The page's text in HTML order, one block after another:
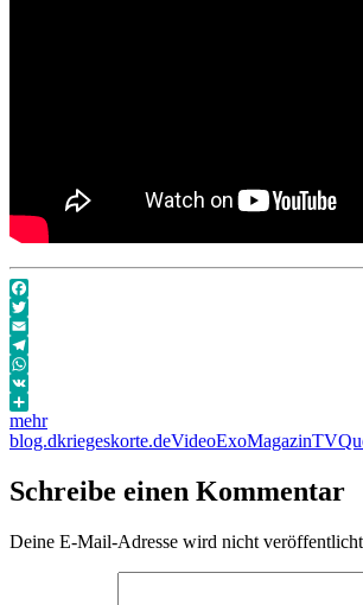
Facebook
Twitter
Email
Telegram
WhatsApp
VK
mehr
Autor
blog.dkriegeskorte.deVeröffentlicht
Format
VideoKategorien
ExoMagazinTV
Schreibe einen Kommentar
Deine E-Mail-Adresse wird nicht